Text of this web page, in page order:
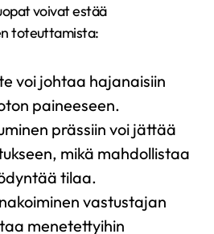
voivat estää
toteuttamista:
voi johtaa hajanaisiin
paineeseen.
prässiin voi jättää
mikä mahdollistaa
tilaa.
vastustajan
menetettyihin